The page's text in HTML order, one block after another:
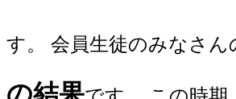
す。 会員生徒のみなさん